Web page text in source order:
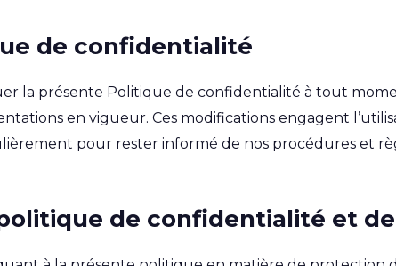
de confidentialité
la présente Politique de confidentialité à tout
en vigueur. Ces modifications engagent
pour rester informé de nos procédures et
de confidentialité et